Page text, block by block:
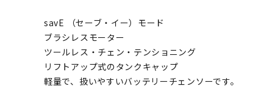
savE （セーブ・イー）モード
ブラシレスモーター
ツールレス・チェン・テンショニング
リフトアップ式のタンクキャップ
軽量で、扱いやすいバッテリーチェンソーです。